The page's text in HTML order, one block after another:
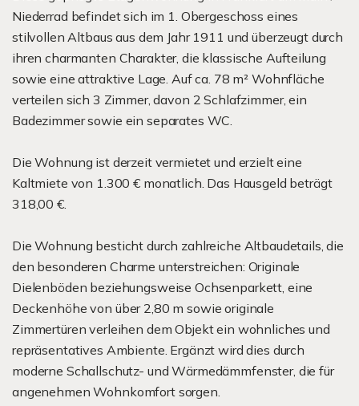
Niederrad befindet sich im 1. Obergeschoss eines
stilvollen Altbaus aus dem Jahr 1911 und überzeugt durch
ihren charmanten Charakter, die klassische Aufteilung
sowie eine attraktive Lage. Auf ca. 78 m² Wohnfläche
verteilen sich 3 Zimmer, davon 2 Schlafzimmer, ein
Badezimmer sowie ein separates WC.
Die Wohnung ist derzeit vermietet und erzielt eine
Kaltmiete von 1.300 € monatlich. Das Hausgeld beträgt
318,00 €.
Die Wohnung besticht durch zahlreiche Altbaudetails, die
den besonderen Charme unterstreichen: Originale
Dielenböden beziehungsweise Ochsenparkett, eine
Deckenhöhe von über 2,80 m sowie originale
Zimmertüren verleihen dem Objekt ein wohnliches und
repräsentatives Ambiente. Ergänzt wird dies durch
moderne Schallschutz- und Wärmedämmfenster, die für
angenehmen Wohnkomfort sorgen.